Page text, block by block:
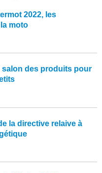
2022, les
moto
salon des produits pour
la directive relaive à